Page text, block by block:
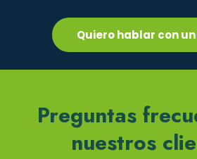
Quiero hablar con
Preguntas
nuestros